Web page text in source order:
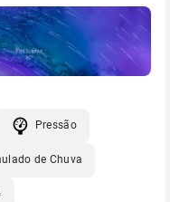
Pressão
de Chuva